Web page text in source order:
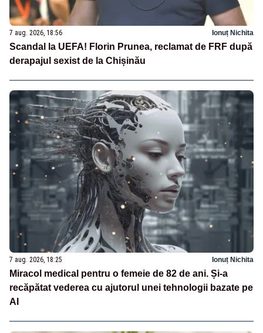
7 aug. 2026, 18:56 Ionuț Nichita
Scandal la UEFA! Florin Prunea, reclamat de FRF după
derapajul sexist de la Chișinău
7 aug. 2026, 18:25 Ionuț Nichita
Miracol medical pentru o femeie de 82 de ani. Și-a
recăpătat vederea cu ajutorul unei tehnologii bazate pe
AI